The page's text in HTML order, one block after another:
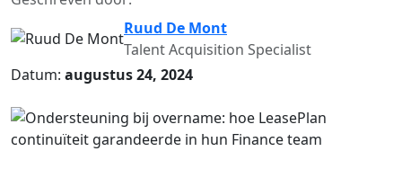
Ruud De Mont
Talent Acquisition Specialist
Datum: augustus 24, 2024